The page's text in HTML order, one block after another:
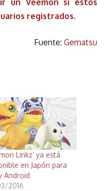
un Veemon si estos
registrados.
Fuente: Gematsu
Linkz’ ya está
en Japón para
Android
2016